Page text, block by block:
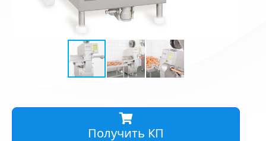
Получить КП